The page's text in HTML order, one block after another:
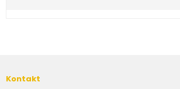
Kontakt